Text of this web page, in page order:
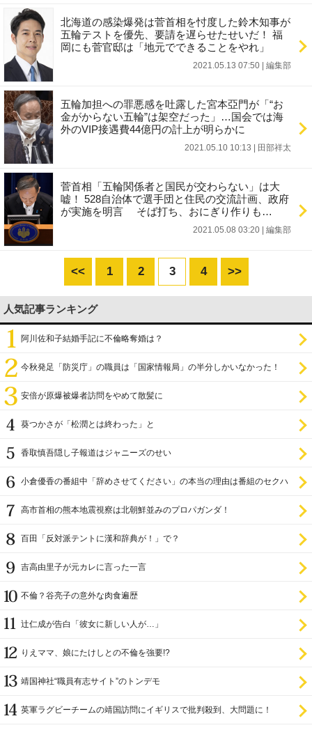
北海道の感染爆発は菅首相を忖度した鈴木知事が
五輪テストを優先、要請を遅らせたせいだ！ 福
岡にも菅官邸は「地元でできることをやれ」
2021.05.13 07:50 編集部
五輪加担への罪悪感を吐露した宮本亞門が「“お
金がからない五輪”は架空だった」…国会では海
外のVIP接遇費44億円の計上が明らかに
2021.05.10 10:13 田部祥太
菅首相「五輪関係者と国民が交わらない」は大
嘘！ 528自治体で選手団と住民の交流計画、政府
が実施を明言 そば打ち、おにぎり作りも…
2021.05.08 03:20 編集部
<< 1 2 3 4 >>
人気記事ランキング
阿川佐和子結婚手記に不倫略奪婚は？
今秋発足「防災庁」の職員は「国家情報局」の半分しかいなかった！
安倍が原爆被爆者訪問をやめて散髪に
葵つかさが「松潤とは終わった」と
香取慎吾隠し子報道はジャニーズのせい
小倉優香の番組中「辞めさせてください」の本当の理由は番組のセクハ
高市首相の熊本地震視察は北朝鮮並みのプロパガンダ！
百田「反対派テントに漢和辞典が！」で？
吉高由里子が元カレに言った一言
不倫？谷亮子の意外な肉食遍歴
辻仁成が告白「彼女に新しい人が…」
りえママ、娘にたけしとの不倫を強要!?
靖国神社“職員有志サイト”のトンデモ
英軍ラグビーチームの靖国訪問にイギリスで批判殺到、大問題に！